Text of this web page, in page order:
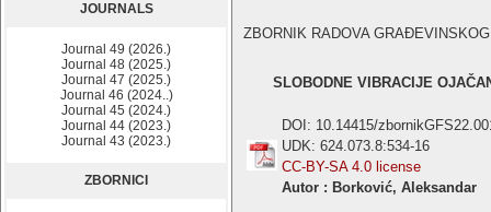
JOURNALS
Journal 49 (2026.)
Journal 48 (2025.)
Journal 47 (2025.)
Journal 46 (2024..)
Journal 45 (2024.)
Journal 44 (2023.)
Journal 43 (2023.)
ZBORNICI
ZBORNIK RADOVA
SLOBODNE VIBRACIJE
DOI: 10.14415/
UDK: 624.073.8:534-16
CC-BY-SA 4.0 license
Autor : Borković, Aleksandar